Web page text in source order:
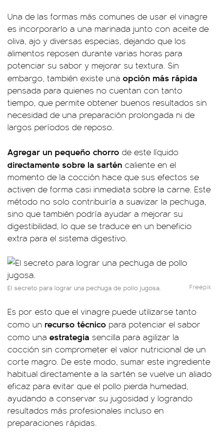
Una de las formas más comunes de usar el vinagre
es incorporarlo a una marinada junto con aceite de
oliva, ajo y diversas especias, dejando que los
alimentos reposen durante varias horas para
potenciar su sabor y mejorar su textura. Sin
embargo, también existe una opción más rápida
pensada para quienes no cuentan con tanto
tiempo, que permite obtener buenos resultados sin
necesidad de una preparación prolongada ni de
largos períodos de reposo.
Agregar un pequeño chorro de este líquido
directamente sobre la sartén caliente en el
momento de la cocción hace que sus efectos se
activen de forma casi inmediata sobre la carne. Este
método no solo contribuiría a suavizar la pechuga,
sino que también podría ayudar a mejorar su
digestibilidad, lo que se traduce en un beneficio
extra para el sistema digestivo.
El secreto para lograr una pechuga de pollo jugosa. Freepik
Es por esto que el vinagre puede utilizarse tanto
como un recurso técnico para potenciar el sabor
como una estrategia sencilla para agilizar la
cocción sin comprometer el valor nutricional de un
corte magro. De este modo, sumar este ingrediente
habitual directamente a la sartén se vuelve un aliado
eficaz para evitar que el pollo pierda humedad,
ayudando a conservar su jugosidad y logrando
resultados más profesionales incluso en
preparaciones rápidas.